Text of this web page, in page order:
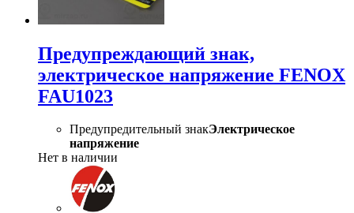
Предупреждающий знак,
электрическое напряжение FENOX
FAU1023
Предупредительный знакЭлектрическое
напряжение
Нет в наличии